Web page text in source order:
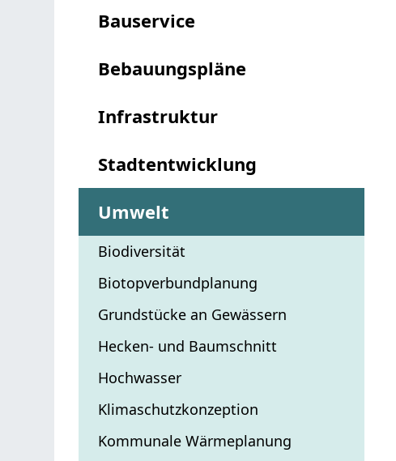
Bauservice
Bebauungspläne
Infrastruktur
Stadtentwicklung
Umwelt
Biodiversität
Biotopverbundplanung
Grundstücke an Gewässern
Hecken- und Baumschnitt
Hochwasser
Klimaschutzkonzeption
Kommunale Wärmeplanung